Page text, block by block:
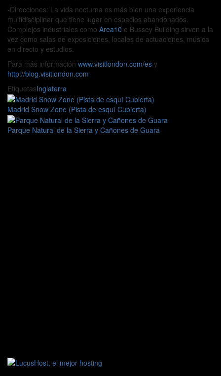
-Direcciones: La vida nocturna es más bien una experiencia
multidisciplinar que tiene lugar en espacios abandonados.
Complejos industriales como Area10 o Bussey Building sirven a la
vez como salas de exposiciones, locales de actuaciones, música
en directo y estudios.
Para más información www.visitlondon.com/es y
http://blog.visitlondon.com
EtiquetasInglaterra
Madrid Snow Zone (Pista de esquí Cubierta)
Parque Natural de la Sierra y Cañones de Guara